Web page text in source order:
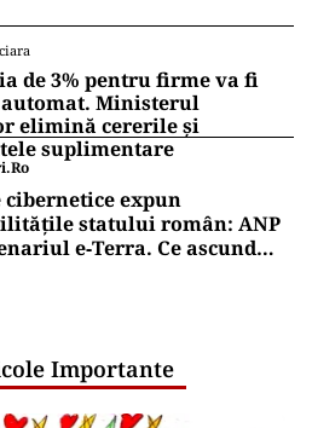
de 3% pentru firme va fi
Ministerul
elimină cererile și
suplimentare
expun
statului român: ANP
e‑Terra. Ce ascund
Importante